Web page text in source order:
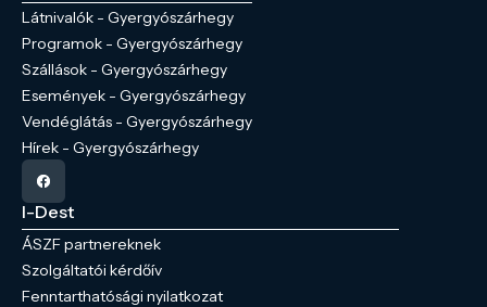
Látnivalók - Gyergyószárhegy
Programok - Gyergyószárhegy
Szállások - Gyergyószárhegy
Események - Gyergyószárhegy
Vendéglátás - Gyergyószárhegy
Hírek - Gyergyószárhegy
I-Dest
ÁSZF partnereknek
Szolgáltatói kérdőív
Fenntarthatósági nyilatkozat